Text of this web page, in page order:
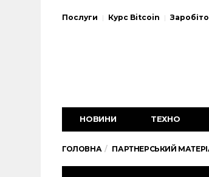
Послуги Курс Bitcoin
НОВИНИ ТЕХНО
ГОЛОВНА ПАРТНЕРСЬКИЙ